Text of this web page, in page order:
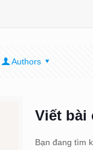
Authors
Viết bài
Bạn đang tìm